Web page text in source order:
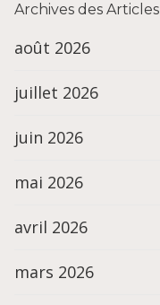
Archives des Articles
août 2026
juillet 2026
juin 2026
mai 2026
avril 2026
mars 2026